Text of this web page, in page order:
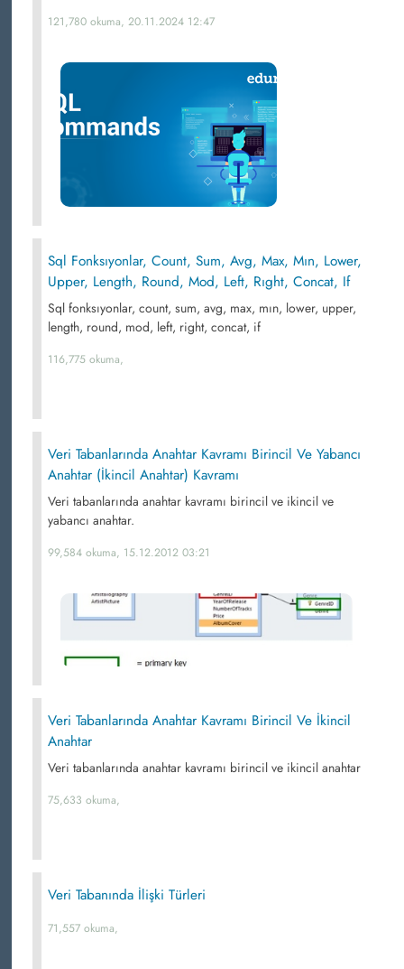
121,780 okuma, 20.11.2024 12:47
Sql Fonksıyonlar, Count, Sum, Avg, Max, Mın, Lower,
Upper, Length, Round, Mod, Left, Rıght, Concat, If
Sql fonksıyonlar, count, sum, avg, max, mın, lower, upper,
length, round, mod, left, right, concat, if
116,775 okuma,
Veri Tabanlarında Anahtar Kavramı Birincil Ve Yabancı
Anahtar (İkincil Anahtar) Kavramı
Veri tabanlarında anahtar kavramı birincil ve ikincil ve
yabancı anahtar.
99,584 okuma, 15.12.2012 03:21
Veri Tabanlarında Anahtar Kavramı Birincil Ve İkincil
Anahtar
Veri tabanlarında anahtar kavramı birincil ve ikincil anahtar
75,633 okuma,
Veri Tabanında İlişki Türleri
71,557 okuma,